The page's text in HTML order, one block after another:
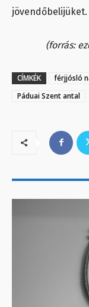
jövendőbelijüket.
(forrás:
CÍMKÉK férjjósló
Páduai Szent antal